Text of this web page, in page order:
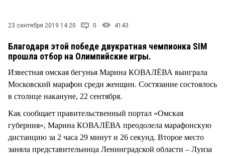
23 сентября 2019 14:20 0 4143
Благодаря этой победе двукратная чемпионка SIM
прошла отбор на Олимпийские игры.
Известная омская бегунья Марина КОВАЛЁВА выиграла
Московский марафон среди женщин. Состязание состоялось
в столице накануне, 22 сентября.
Как сообщает правительственный портал «Омская
губерния», Марина КОВАЛЁВА преодолела марафонскую
дистанцию за 2 часа 29 минут и 26 секунд. Второе место
заняла представительница Ленинградской области – Луиза